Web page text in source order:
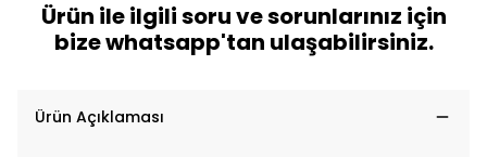
Ürün ile ilgili soru ve sorunlarınız için
bize whatsapp'tan ulaşabilirsiniz.
Ürün Açıklaması